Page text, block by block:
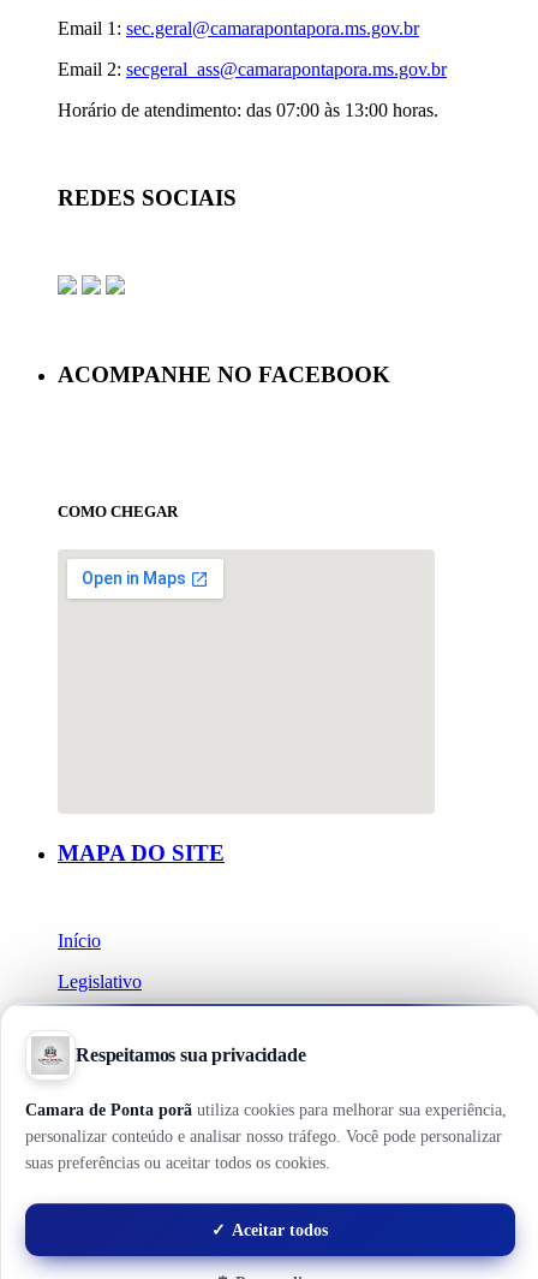
Email 1: sec.geral@camarapontapora.ms.gov.br
Email 2: secgeral_ass@camarapontapora.ms.gov.br
Horário de atendimento: das 07:00 às 13:00 horas.
REDES SOCIAIS
ACOMPANHE NO FACEBOOK
COMO CHEGAR
MAPA DO SITE
Início
Legislativo
Ouvidoria
Institucional
Política do Site
Webmail